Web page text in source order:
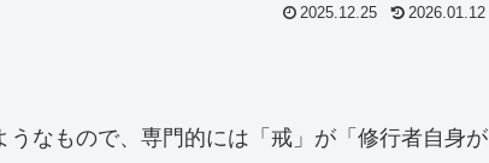
2025.12.25 2026.01.12
うなもので、専門的には「戒」が「修行者自身が